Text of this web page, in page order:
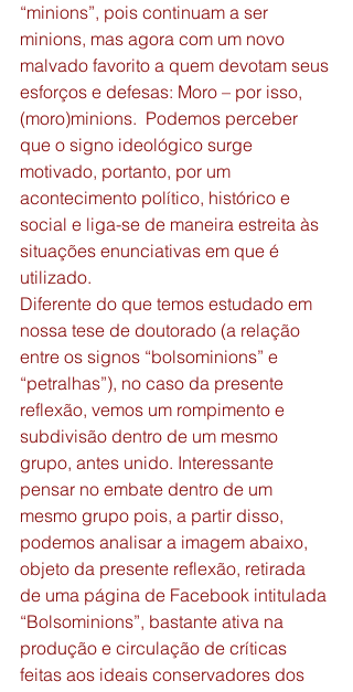
“minions”, pois continuam a ser
minions, mas agora com um novo
malvado favorito a quem devotam seus
esforços e defesas: Moro – por isso,
(moro)minions.  Podemos perceber
que o signo ideológico surge
motivado, portanto, por um
acontecimento político, histórico e
social e liga-se de maneira estreita às
situações enunciativas em que é
utilizado.
Diferente do que temos estudado em
nossa tese de doutorado (a relação
entre os signos “bolsominions” e
“petralhas”), no caso da presente
reflexão, vemos um rompimento e
subdivisão dentro de um mesmo
grupo, antes unido. Interessante
pensar no embate dentro de um
mesmo grupo pois, a partir disso,
podemos analisar a imagem abaixo,
objeto da presente reflexão, retirada
de uma página de Facebook intitulada
“Bolsominions”, bastante ativa na
produção e circulação de críticas
feitas aos ideais conservadores dos